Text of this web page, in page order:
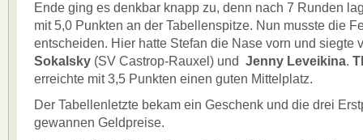
Ende ging es denkbar knapp zu, denn nach 7 Runden
mit 5,0 Punkten an der Tabellenspitze. Nun musste die
entscheiden. Hier hatte Stefan die Nase vorn und siegte
Sokalsky (SV Castrop-Rauxel) und Jenny Leveikina.
erreichte mit 3,5 Punkten einen guten Mittelplatz.
Der Tabellenletzte bekam ein Geschenk und die drei
gewannen Geldpreise.